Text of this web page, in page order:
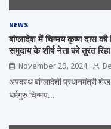
NEWS
बांग्लादेश में चिन्मय कृष्ण दास की
समुदाय के शीर्ष नेता को तुरंत रिहा
November 29, 2024
अपदस्थ बांग्लादेशी प्रधानमंत्री
धर्मगुरु चिन्मय…